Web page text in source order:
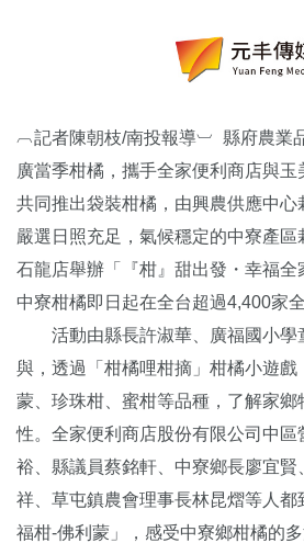
︹記者陳朝枝/南投報導︺ 縣府農業
廣當季柑橘，攜手全家便利商店與玉
共同推出袋裝柑橘，由興農供應中心
嚴選日照充足，氣候穩定的中寮產
石龍店舉辦「『柑』甜出發・幸福
中寮柑橘即日起在全台超過4,400家
活動由縣長許淑華、廣福國小學
與，透過「柑橘哩柑摘」柑橘小遊戲
蒙、珍珠柑、蜜柑等品種，了解家
性。全家便利商店股份有限公司中區
裕、縣議員蔡銘軒、中寮鄉長廖宜賢
祥、草屯鎮農會理事長林昆熠等人都
福柑-佛利蒙」，感受中寮鄉柑橘的多